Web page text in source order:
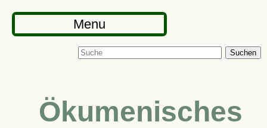
Menu
Suchen
Ökumenisches